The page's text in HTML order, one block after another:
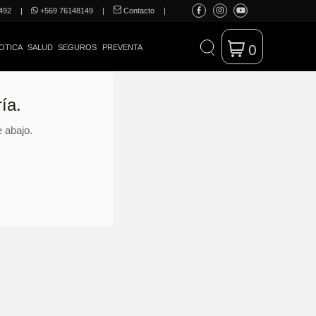
| +569 76148149 | Contacto |
SALUD SEGUROS PREVENTA 0
abajo.